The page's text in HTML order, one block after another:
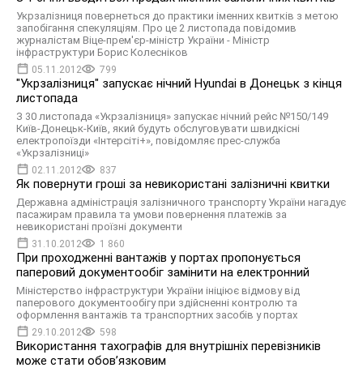
Укрзалізниця повернеться до практики іменних квитків з метою
запобігання спекуляціям. Про це 2 листопада повідомив
журналістам Віце-прем'єр-міністр України - Міністр
інфраструктури Борис Колесніков
05.11.2012 799
"Укрзалізниця" запускає нічний Hyundai в Донецьк з кінця
листопада
З 30 листопада «Укрзалізниця» запускає нічний рейс №150/149
Київ-Донецьк-Київ, який будуть обслуговувати швидкісні
електропоїзди «Інтерсіті+», повідомляє прес-служба
«Укрзалізниці»
02.11.2012 837
Як повернути гроші за невикористані залізничні квитки
Державна адміністрація залізничного транспорту України нагадує
пасажирам правила та умови повернення платежів за
невикористані проїзні документи
31.10.2012 1 860
При проходженні вантажів у портах пропонується
паперовий документообіг замінити на електронний
Міністерство інфраструктури України ініціює відмову від
паперового документообігу при здійсненні контролю та
оформлення вантажів та транспортних засобів у портах
29.10.2012 598
Використання тахографів для внутрішніх перевізників
може стати обов’язковим